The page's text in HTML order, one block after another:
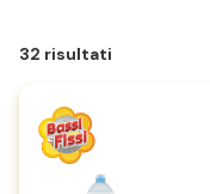
32 risultati